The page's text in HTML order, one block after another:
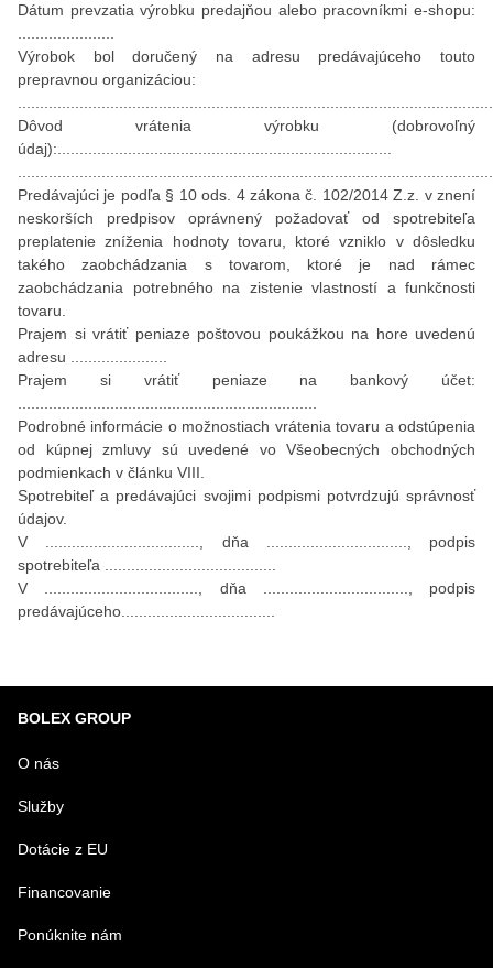
Dátum prevzatia výrobku predajňou alebo pracovníkmi e-shopu:
Výrobok bol doručený na adresu predávajúceho touto
prepravnou organizáciou:
Dôvod vrátenia výrobku (dobrovoľný
údaj):............................................................................
Predávajúci je podľa § 10 ods. 4 zákona č. 102/2014 Z.z. v znení
neskorších predpisov oprávnený požadovať od spotrebiteľa
preplatenie zníženia hodnoty tovaru, ktoré vzniklo v dôsledku
takého zaobchádzania s tovarom, ktoré je nad rámec
zaobchádzania potrebného na zistenie vlastností a funkčnosti
tovaru.
Prajem si vrátiť peniaze poštovou poukážkou na hore uvedenú
adresu ......................
Prajem si vrátiť peniaze na bankový účet:
Podrobné informácie o možnostiach vrátenia tovaru a odstúpenia
od kúpnej zmluvy sú uvedené vo Všeobecných obchodných
podmienkach v článku VIII.
Spotrebiteľ a predávajúci svojimi podpismi potvrdzujú správnosť
údajov.
V ..................................., dňa ................................, podpis
spotrebiteľa .......................................
V ..................................., dňa ................................., podpis
predávajúceho...................................
BOLEX GROUP
O nás
Služby
Dotácie z EU
Financovanie
Ponúknite nám